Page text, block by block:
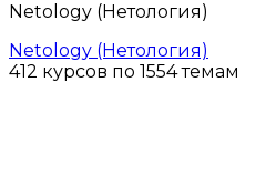
Netology (Нетология)
Netology (Нетология)
412 курсов по 1554 темам